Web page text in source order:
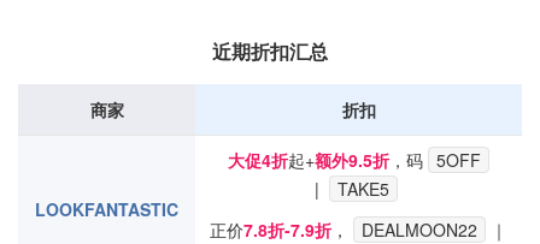
近期折扣汇总
商家 折扣
LOOKFANTASTIC
大促4折起+额外9.5折 ，码 5OFF
|
TAKE5
正价7.8折-7.9折 ， DEALMOON22
｜